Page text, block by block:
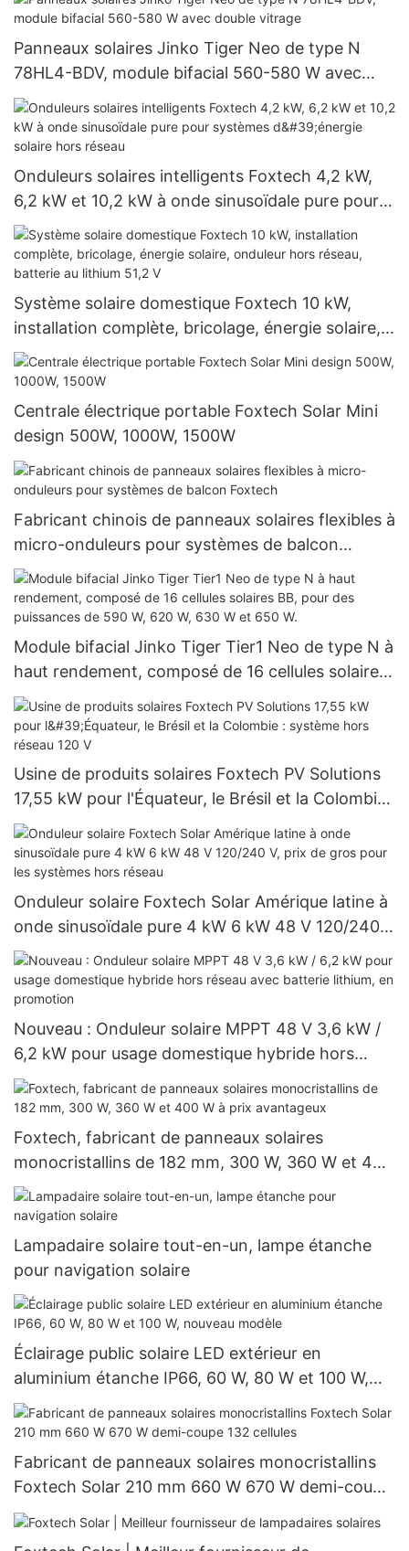
Panneaux solaires Jinko Tiger Neo de type N
78HL4-BDV, module bifacial 560-580 W avec
double vitrage
Onduleurs solaires intelligents Foxtech 4,2 kW,
6,2 kW et 10,2 kW à onde sinusoïdale pure pour
systèmes d'énergie solaire hors réseau
Système solaire domestique Foxtech 10 kW,
installation complète, bricolage, énergie solaire,
onduleur hors réseau, batterie au lithium 51,2 V
Centrale électrique portable Foxtech Solar Mini
design 500W, 1000W, 1500W
Fabricant chinois de panneaux solaires flexibles à
micro-onduleurs pour systèmes de balcon
Foxtech
Module bifacial Jinko Tiger Tier1 Neo de type N à
haut rendement, composé de 16 cellules solaires
BB, pour des puissances de 590 W, 620 W, 630 W
et 650 W.
Usine de produits solaires Foxtech PV Solutions
17,55 kW pour l'Équateur, le Brésil et la Colombie :
système hors réseau 120 V
Onduleur solaire Foxtech Solar Amérique latine à
onde sinusoïdale pure 4 kW 6 kW 48 V 120/240
V, prix de gros pour les systèmes hors réseau
Nouveau : Onduleur solaire MPPT 48 V 3,6 kW /
6,2 kW pour usage domestique hybride hors
réseau avec batterie lithium, en promotion
Foxtech, fabricant de panneaux solaires
monocristallins de 182 mm, 300 W, 360 W et 400
W à prix avantageux
Lampadaire solaire tout-en-un, lampe étanche
pour navigation solaire
Éclairage public solaire LED extérieur en
aluminium étanche IP66, 60 W, 80 W et 100 W,
nouveau modèle
Fabricant de panneaux solaires monocristallins
Foxtech Solar 210 mm 660 W 670 W demi-coupe
132 cellules